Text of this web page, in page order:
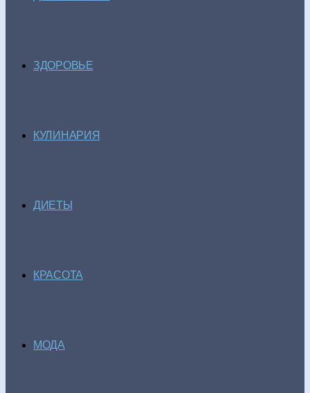
ЗДОРОВЬЕ
КУЛИНАРИЯ
ДИЕТЫ
КРАСОТА
МОДА